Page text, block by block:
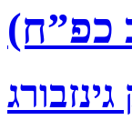
כפ”ח)